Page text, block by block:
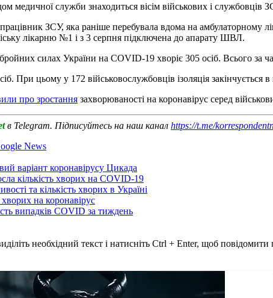
медичної служби знаходиться вісім військових і
ЗСУ, яка раніше перебувала вдома на амбулаторному
лікарню №1 і з 3 серпня підключена до апарату ШВЛ.
силах України на COVID-19 хворіє 305 осіб. Всього за
При цьому у 172 військовослужбовців ізоляція закінчується
про зростання захворюваності на коронавірус серед
в Telegram. Підписуйтесь на наш канал https://t.me/
News
варіант коронавірусу Цикада
кількість хворих на COVID-19
та кількість хворих в Україні
хворих на коронавірус
випадків COVID за тиждень
необхідний текст і натисніть Ctrl + Enter, щоб повідомити